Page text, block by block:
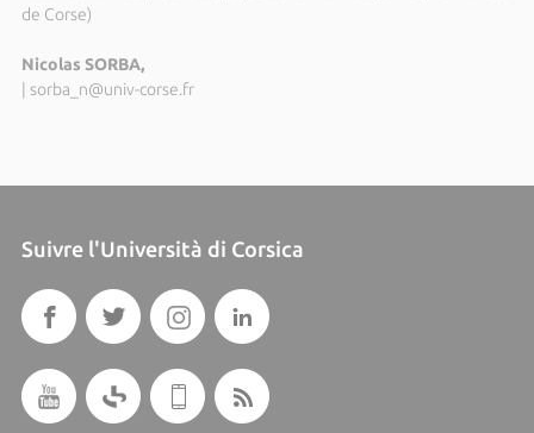
de Corse)
Nicolas SORBA,
| sorba_n@univ-corse.fr
Suivre l'Università di Corsica